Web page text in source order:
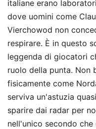
italiane erano
dove uomini come
Vierchowod non
respirare. È in questo
leggenda di giocatori
ruolo della punta. Non
fisicamente come
serviva un'astuzia
sparire dai radar per
nell'unico secondo